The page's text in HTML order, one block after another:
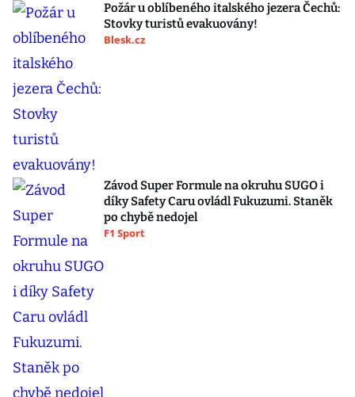
Požár u oblíbeného italského jezera Čechů:
Stovky turistů evakuovány!
Blesk.cz
Závod Super Formule na okruhu SUGO i
díky Safety Caru ovládl Fukuzumi. Staněk
po chybě nedojel
F1 Sport